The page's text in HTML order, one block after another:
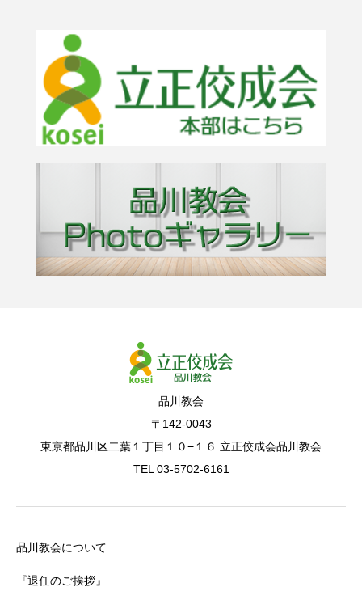
品川教会
〒142-0043
東京都品川区二葉１丁目１０−１６ 立正佼成会品川教会
TEL 03-5702-6161
品川教会について
『退任のご挨拶』